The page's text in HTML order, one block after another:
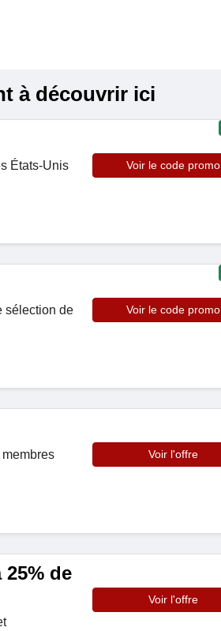
à découvrir ici
États-Unis
Voir le code promo
sélection de
Voir le code promo
Voir l'offre
de
Voir l'offre